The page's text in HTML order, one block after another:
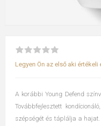
Legyen Ön az első aki értékeli
A korábbi Young Defend
Továbbfejlesztett
szépségét és táplálja a